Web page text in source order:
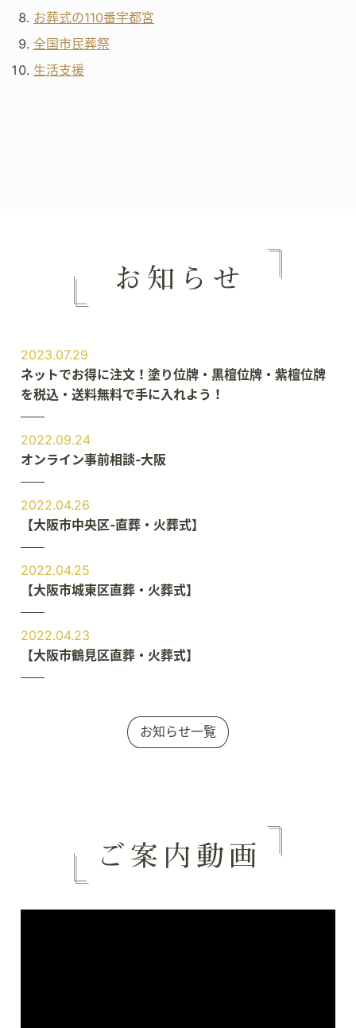
お葬式の110番宇都宮
全国市民葬祭
生活支援
2023.07.29
ネットでお得に注文！塗り位牌・黒檀位牌・紫檀位牌
を税込・送料無料で手に入れよう！
2022.09.24
オンライン事前相談‐大阪
2022.04.26
【大阪市中央区‐直葬・火葬式】
2022.04.25
【大阪市城東区直葬・火葬式】
2022.04.23
【大阪市鶴見区直葬・火葬式】
お知らせ一覧